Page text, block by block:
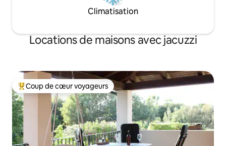
Climatisation
Locations de maisons avec jacuzzi
Coups de cœur voyageurs les plus appréciés
Coup de cœur voyageurs